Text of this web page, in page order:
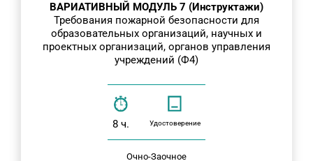
ВАРИАТИВНЫЙ МОДУЛЬ 7 (Инструктажи)
Требования пожарной безопасности для
образовательных организаций, научных и
проектных организаций, органов управления
учреждений (Ф4)
8 ч. Удостоверение
Очно-Заочное